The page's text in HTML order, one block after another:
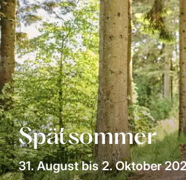
Spätsommer
31. August bis 2. Oktober